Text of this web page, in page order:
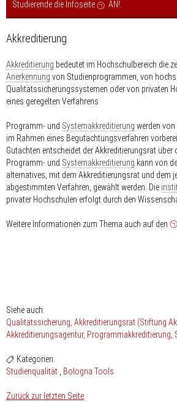
Studierende die Infoseite
AN!
Akkreditierung
Akkreditierung bedeutet im Hochschulbereich die
Anerkennung von Studienprogrammen, von
Qualitätssicherungssystemen oder von privaten
eines geregelten Verfahrens.
Programm- und Systemakkreditierung werden
im Rahmen eines Begutachtungsverfahren
Gutachten entscheidet der Akkreditierungsrat über
Programm- und Systemakkreditierung kann von
alternatives, mit dem Akkreditierungsrat und dem
abgestimmten Verfahren, gewählt werden. Die
privater Hochschulen erfolgt durch den
Weitere Informationen zum Thema auch auf den
Siehe auch:
Qualitätssicherung Akkreditierungsrat (Stiftung
Akkreditierungsagentur Programmakkreditierung
Kategorien:
Studienqualität
Bologna Tools
Zurück zur letzten Seite